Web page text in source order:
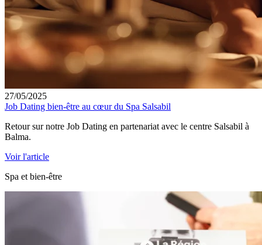
27/05/2025
Job Dating bien-être au cœur du Spa Salsabil
Retour sur notre Job Dating en partenariat avec le centre Salsabil à
Balma.
Voir l'article
Spa et bien-être